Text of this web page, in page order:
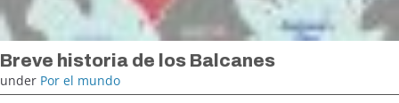
Breve historia de los Balcanes
under Por el mundo